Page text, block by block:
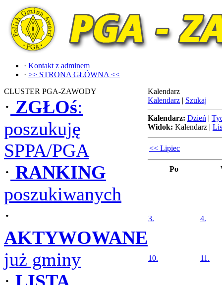
· Kontakt z adminem
· >> STRONA GŁÓWNA <<
CLUSTER PGA-ZAWODY
· ZGŁOś:
poszukuję
SPPA/PGA
· RANKING
poszukiwanych
·
AKTYWOWANE
już gminy
Kalendarz
Kalendarz | Szukaj
Kalendarz: Dzień |
Widok: Kalendarz |
<< Lipiec
Po
3. 4.
10. 11.